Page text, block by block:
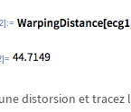
distorsion et